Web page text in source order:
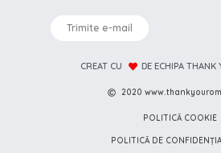
Trimite e-mail
CREAT CU DE ECHIPA THANK
2020
POLITICĂ COOKIE
POLITICĂ DE